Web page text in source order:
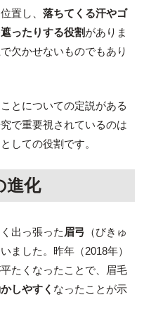
置し、 落ちてくる汗やゴ
ったりする役割がありま
で欠かせないものでもあり
ことについての定説がある
で重要視されているのは
しての役割です。
進化
出っ張った 眉弓
（びきゅ
ました。昨年（2018年）
たくなったことで、眉毛
しやすく なったことが示